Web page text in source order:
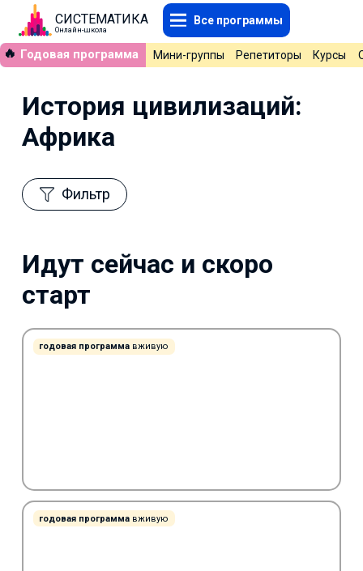
СИСТЕМАТИКА
Онлайн-школа
Все программы
🔥 Годовая программа Мини-группы Репетиторы Курсы
История цивилизаций:
Африка
Фильтр
Идут сейчас и скоро
старт
годовая программа вживую
годовая программа вживую